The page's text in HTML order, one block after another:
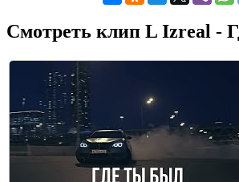
Смотреть клип L Izreal -